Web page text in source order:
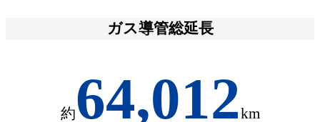
ガス導管総延長
約64,012km